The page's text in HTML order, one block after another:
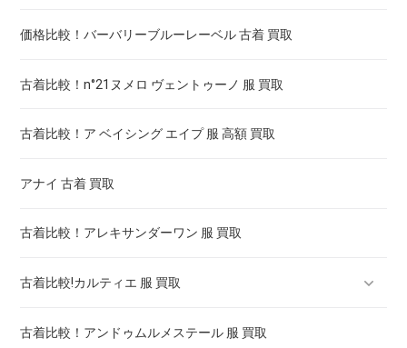
価格比較！バーバリーブルーレーベル 古着 買取
古着比較！n°21ヌメロ ヴェントゥーノ 服 買取
古着比較！ア ベイシング エイプ 服 高額 買取
アナイ 古着 買取
古着比較！アレキサンダーワン 服 買取
古着比較!カルティエ 服 買取
ロードスター カルティエ 買取価格 ! 高く売るには
古着比較！アンドゥムルメステール 服 買取